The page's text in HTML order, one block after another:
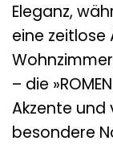
Eleganz,
eine zeitlose
– die
Akzente und
besondere